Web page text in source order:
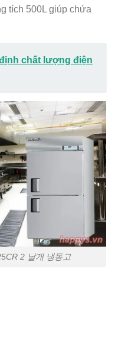
tích 500L giúp chứa
chất lượng điện
2 날개 냉동고